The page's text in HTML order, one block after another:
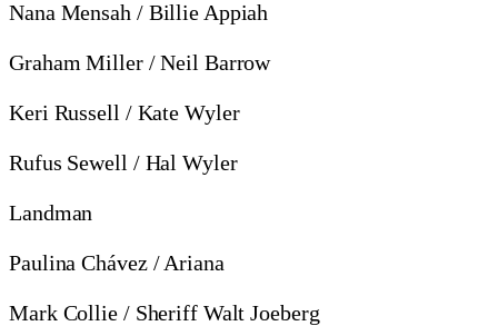
Nana Mensah / Billie Appiah
Graham Miller / Neil Barrow
Keri Russell / Kate Wyler
Rufus Sewell / Hal Wyler
Landman
Paulina Chávez / Ariana
Mark Collie / Sheriff Walt Joeberg